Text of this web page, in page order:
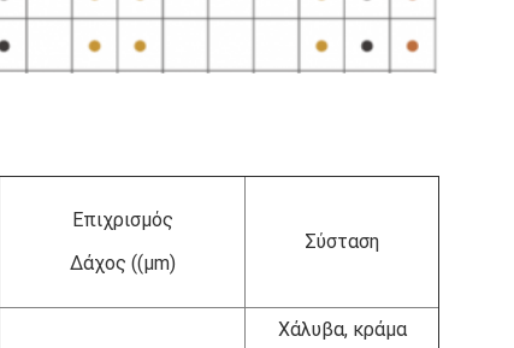
Επιχρισμός
Δάχος ((μm)
Σύσταση
Χάλυβα, κράμα